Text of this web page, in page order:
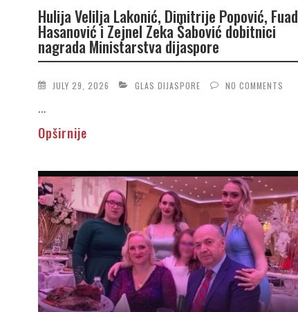
Hulija Velilja Lakonić, Dimitrije Popović, Fuad
Hasanović i Zejnel Zeka Šabović dobitnici
nagrada Ministarstva dijaspore
JULY 29, 2026 GLAS DIJASPORE NO COMMENTS
...
Opširnije